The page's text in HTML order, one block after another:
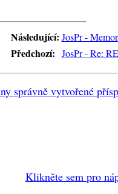
Následující: JosPr -
Předchozí: JosPr - Re:
správně vytvořené
Klikněte sem pro